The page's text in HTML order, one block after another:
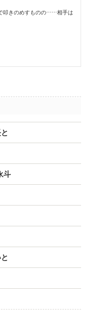
叩きのめすものの⋯⋯相手は
斗